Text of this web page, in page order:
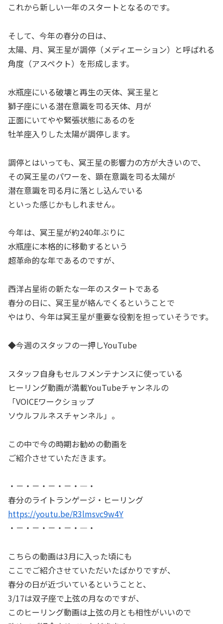
これから新しい一年のスタートとなるのです。
そして、今年の春分の日は、
太陽、月、冥王星が調停（メディエーション）と呼ばれる
角度（アスペクト）を形成します。
水瓶座にいる破壊と再生の天体、冥王星と
獅子座にいる潜在意識を司る天体、月が
正面にいてやや緊張状態にあるのを
牡羊座入りした太陽が調停します。
調停とはいっても、冥王星の影響力の方が大きいので、
その冥王星のパワーを、顕在意識を司る太陽が
潜在意識を司る月に落とし込んでいる
といった感じかもしれません。
今年は、冥王星が約240年ぶりに
水瓶座に本格的に移動するという
超革命的な年であるのですが、
西洋占星術の新たな一年のスタートである
春分の日に、冥王星が絡んでくるということで
やはり、今年は冥王星が重要な役割を担っていそうです。
◆今週のスタッフの一押しYouTube
スタッフ自身もセルフメンテナンスに使っている
ヒーリング動画が満載YouTubeチャンネルの
「VOICEワークショップ
ソウルフルネスチャンネル」。
この中で今の時期お勧めの動画を
ご紹介させていただきます。
・－・－・－・－・―・
春分のライトランゲージ・ヒーリング
https://youtu.be/R3lmsvc9w4Y
・－・－・－・－・―・
こちらの動画は3月に入った頃にも
ここでご紹介させていただいたばかりですが、
春分の日が近づいているということと、
3/17は双子座で上弦の月なのですが、
このヒーリング動画は上弦の月とも相性がいいので